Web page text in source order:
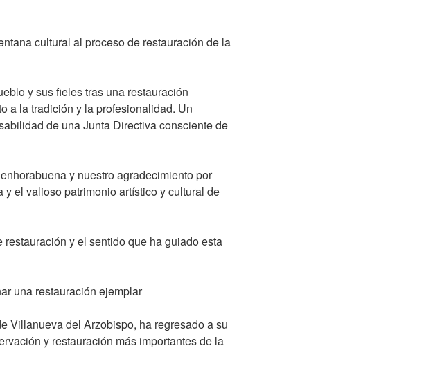
cultural al proceso de restauración de la
y sus fieles tras una restauración
a la tradición y la profesionalidad. Un
de una Junta Directiva consciente de
y nuestro agradecimiento por
y el valioso patrimonio artístico y cultural de
y el sentido que ha guiado esta
una restauración ejemplar
Villanueva del Arzobispo, ha regresado a su
y restauración más importantes de la